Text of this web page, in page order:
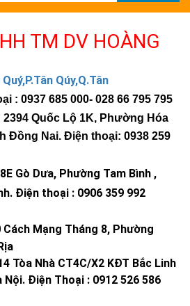
TM DV HOÀNG
Qúy,Q.Tân
: 0937 685 000- 028 66 795 795
Quốc Lộ 1K, Phường Hóa
Đồng Nai. Điện thoại: 0938 259
Gò Dưa, Phường Tam Bình ,
. Điện thoại : 0906 359 992
Cách Mạng Tháng 8, Phường
Tòa Nhà CT4C/X2 KĐT Bắc Linh
Nội. Điện Thoại : 0912 526 586